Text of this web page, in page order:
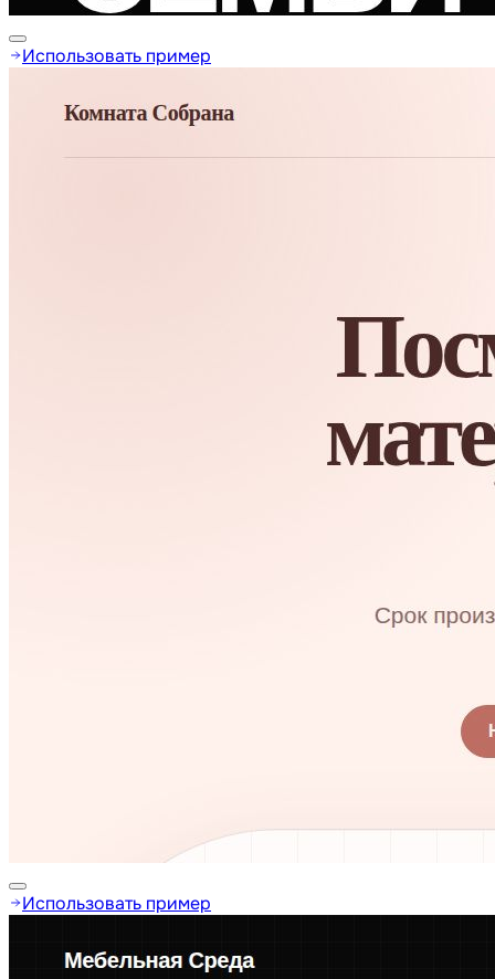
Использовать пример
Использовать пример